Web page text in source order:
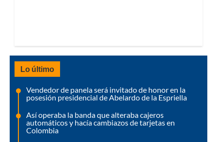
Lo último
Vendedor de panela será invitado de honor en la
posesión presidencial de Abelardo de la Espriella
Así operaba la banda que alteraba cajeros
automáticos y hacía cambiazos de tarjetas en
Colombia